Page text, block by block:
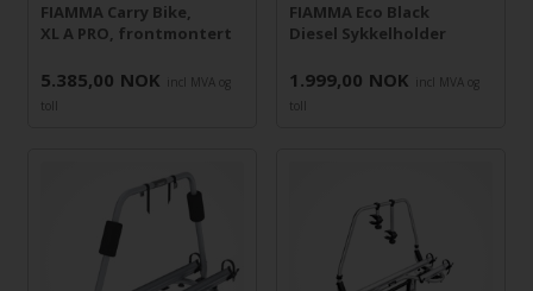
FIAMMA Carry Bike,
XL A PRO, frontmontert
5.385,00 NOK
incl MVA og
toll
FIAMMA Eco Black
Diesel Sykkelholder
1.999,00 NOK
incl MVA og
toll